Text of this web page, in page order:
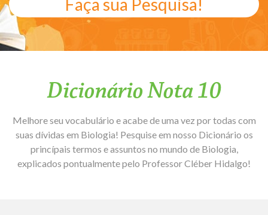
Faça sua Pesquisa!
Dicionário Nota 10
Melhore seu vocabulário e acabe de uma vez por todas com
suas dívidas em Biologia! Pesquise em nosso Dicionário os
princípais termos e assuntos no mundo de Biologia,
explicados pontualmente pelo Professor Cléber Hidalgo!